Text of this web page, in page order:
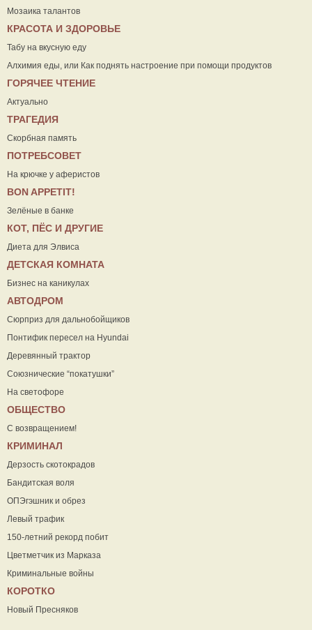
Мозаика талантов
КРАСОТА И ЗДОРОВЬЕ
Табу на вкусную еду
Алхимия еды, или Как поднять настроение при помощи продуктов
ГОРЯЧЕЕ ЧТЕНИЕ
Актуально
ТРАГЕДИЯ
Скорбная память
ПОТРЕБСОВЕТ
На крючке у аферистов
ВON APPETIT!
Зелёные в банке
КОТ, ПЁС И ДРУГИЕ
Диета для Элвиса
ДЕТСКАЯ КОМНАТА
Бизнес на каникулах
АВТОДРОМ
Сюрприз для дальнобойщиков
Понтифик пересел на Hyundai
Деревянный трактор
Союзнические “покатушки”
На светофоре
ОБЩЕСТВО
С возвращением!
КРИМИНАЛ
Дерзость скотокрадов
Бандитская воля
ОПЭгэшник и обрез
Левый трафик
150-летний рекорд побит
Цветметчик из Марказа
Криминальные войны
КОРОТКО
Новый Пресняков